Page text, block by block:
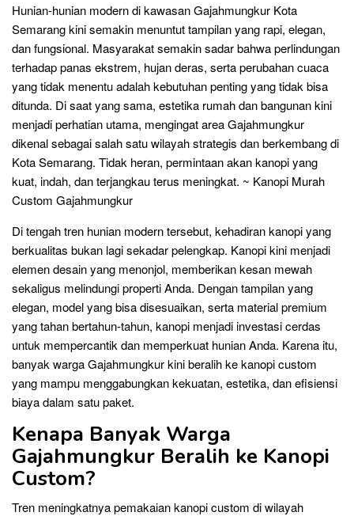
Hunian-hunian modern di kawasan Gajahmungkur Kota
Semarang kini semakin menuntut tampilan yang rapi, elegan,
dan fungsional. Masyarakat semakin sadar bahwa perlindungan
terhadap panas ekstrem, hujan deras, serta perubahan cuaca
yang tidak menentu adalah kebutuhan penting yang tidak bisa
ditunda. Di saat yang sama, estetika rumah dan bangunan kini
menjadi perhatian utama, mengingat area Gajahmungkur
dikenal sebagai salah satu wilayah strategis dan berkembang di
Kota Semarang. Tidak heran, permintaan akan kanopi yang
kuat, indah, dan terjangkau terus meningkat. ~ Kanopi Murah
Custom Gajahmungkur
Di tengah tren hunian modern tersebut, kehadiran kanopi yang
berkualitas bukan lagi sekadar pelengkap. Kanopi kini menjadi
elemen desain yang menonjol, memberikan kesan mewah
sekaligus melindungi properti Anda. Dengan tampilan yang
elegan, model yang bisa disesuaikan, serta material premium
yang tahan bertahun-tahun, kanopi menjadi investasi cerdas
untuk mempercantik dan memperkuat hunian Anda. Karena itu,
banyak warga Gajahmungkur kini beralih ke kanopi custom
yang mampu menggabungkan kekuatan, estetika, dan efisiensi
biaya dalam satu paket.
Kenapa Banyak Warga
Gajahmungkur Beralih ke Kanopi
Custom?
Tren meningkatnya pemakaian kanopi custom di wilayah